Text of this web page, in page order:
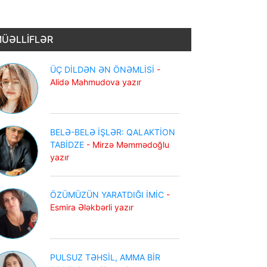
ÜÇ DİLDƏN ƏN ÖNƏMLİSİ -
Alidə Mahmudova yazır
BELƏ-BELƏ İŞLƏR: QALAKTİON
TABİDZE - Mirzə Məmmədoğlu
yazır
ÖZÜMÜZÜN YARATDIĞI İMİC -
Esmira Ələkbərli yazır
PULSUZ TƏHSİL, AMMA BİR